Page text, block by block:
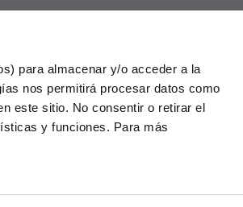
para almacenar y/o acceder a la
nos permitirá procesar datos como
este sitio. No consentir o retirar el
y funciones. Para más